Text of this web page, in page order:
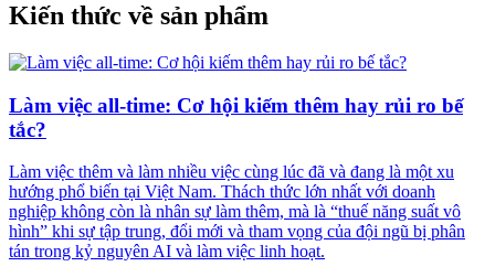
Kiến thức về sản phẩm
Làm việc all-time: Cơ hội kiếm thêm hay rủi ro bế
tắc?
Làm việc thêm và làm nhiều việc cùng lúc đã và đang là một xu
hướng phổ biến tại Việt Nam. Thách thức lớn nhất với doanh
nghiệp không còn là nhân sự làm thêm, mà là “thuế năng suất vô
hình” khi sự tập trung, đổi mới và tham vọng của đội ngũ bị phân
tán trong kỷ nguyên AI và làm việc linh hoạt.